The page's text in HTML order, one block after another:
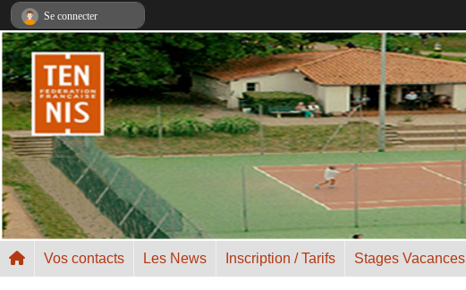
Vos contacts Les News Inscription / Tarifs Stages Vacances
Se connecter
Panneau de gestion des cookies